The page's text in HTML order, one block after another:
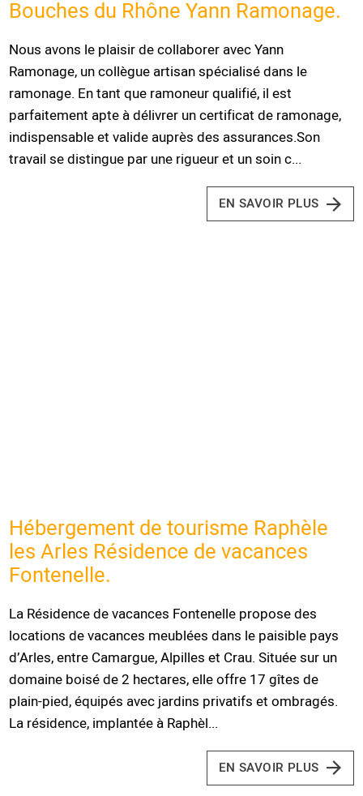
Bouches du Rhône Yann Ramonage.
Nous avons le plaisir de collaborer avec Yann
Ramonage, un collègue artisan spécialisé dans le
ramonage. En tant que ramoneur qualifié, il est
parfaitement apte à délivrer un certificat de ramonage,
indispensable et valide auprès des assurances.Son
travail se distingue par une rigueur et un soin c...
EN SAVOIR PLUS
Hébergement de tourisme Raphèle
les Arles Résidence de vacances
Fontenelle.
La Résidence de vacances Fontenelle propose des
locations de vacances meublées dans le paisible pays
d’Arles, entre Camargue, Alpilles et Crau. Située sur un
domaine boisé de 2 hectares, elle offre 17 gîtes de
plain-pied, équipés avec jardins privatifs et ombragés.
La résidence, implantée à Raphèl...
EN SAVOIR PLUS